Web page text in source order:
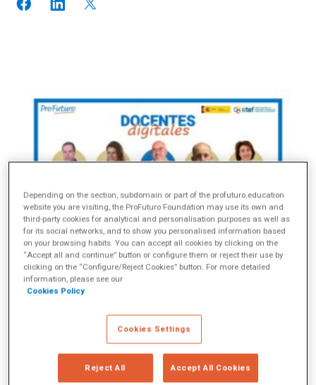
O que um professor digitalmente competente precisa saber?
Quais habilidades e competências eles devem aprender a
administrar? Como podemos ajudá-los a fazer isso? A
das competências digitais dos docentes
no desenvolvimento de professores capazes de oferecer a seus
alunos uma educação de qualidade que atenda aos desafios do
século XXI.Para falar de sua importância e dos desafios que
Fundação ProFuturoorganizada, em conjunto
Instituto de Formação de Professores (INTEF)
Depending on the section, subdomain or part of the profuturo.education
website you are visiting, the ProFuturo Foundation may use its own and
third-party cookies for analytical and personalisation purposes as well as
for its social networks, and to show you personalised information based
on your browsing habits. You can accept all cookies by clicking on the
“Accept all and continue” button or configure them or reject their use by
clicking on the “Configure/Reject Cookies” button. For more detailed
information, please see our
Cookies Policy
Cookies Settings
Reject All Accept All Cookies